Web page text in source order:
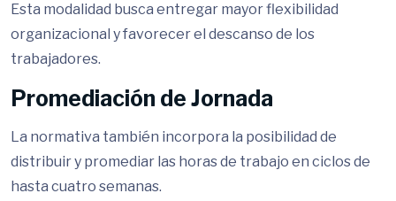
Esta modalidad busca entregar mayor flexibilidad
organizacional y favorecer el descanso de los
trabajadores.
Promediación de Jornada
La normativa también incorpora la posibilidad de
distribuir y promediar las horas de trabajo en ciclos de
hasta cuatro semanas.